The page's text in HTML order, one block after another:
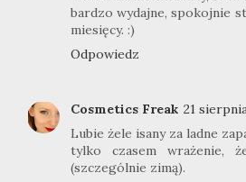
bardzo wydajne, spokojnie
miesięcy. :)
Odpowiedz
Cosmetics Freak 21
Lubie żele isany za ladne
tylko czasem wrażenie,
(szczególnie zimą).